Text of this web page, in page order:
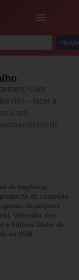
Gary
nós – fazer a
a era
de
de negócios,
de conteúdo
gestão de projetos
Vencedor dos
e Editora Globo de
da HSM